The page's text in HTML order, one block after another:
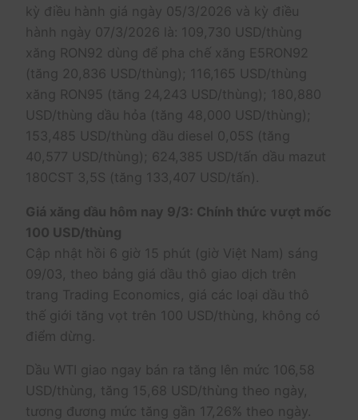
kỳ điều hành giá ngày 05/3/2026 và kỳ điều
hành ngày 07/3/2026 là: 109,730 USD/thùng
xăng RON92 dùng để pha chế xăng E5RON92
(tăng 20,836 USD/thùng); 116,165 USD/thùng
xăng RON95 (tăng 24,243 USD/thùng); 180,880
USD/thùng dầu hỏa (tăng 48,000 USD/thùng);
153,485 USD/thùng dầu diesel 0,05S (tăng
40,577 USD/thùng); 624,385 USD/tấn dầu mazut
180CST 3,5S (tăng 133,407 USD/tấn).
Giá xăng dầu hôm nay 9/3: Chính thức vượt mốc
100 USD/thùng
Cập nhật hồi 6 giờ 15 phút (giờ Việt Nam) sáng
09/03, theo bảng giá dầu thô giao dịch trên
trang Trading Economics, giá các loại dầu thô
thế giới tăng vọt trên 100 USD/thùng, không có
điểm dừng.
Dầu WTI giao ngay bán ra tăng lên mức 106,58
USD/thùng, tăng 15,68 USD/thùng theo ngày,
tương đương mức tăng gần 17,26% theo ngày.